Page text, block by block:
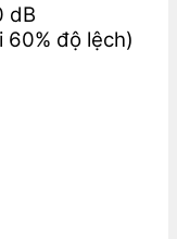
dB
60% độ lệch)